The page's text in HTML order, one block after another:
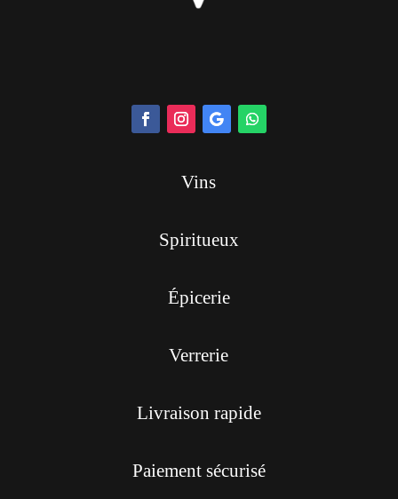
Vins
Spiritueux
Épicerie
Verrerie
Livraison rapide
Paiement sécurisé